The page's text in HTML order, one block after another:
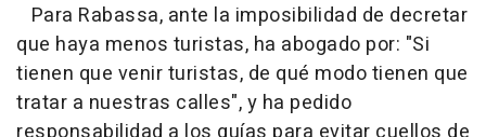
Para Rabassa, ante la imposibilidad de decretar
que haya menos turistas, ha abogado por: "Si
tienen que venir turistas, de qué modo tienen que
tratar a nuestras calles", y ha pedido